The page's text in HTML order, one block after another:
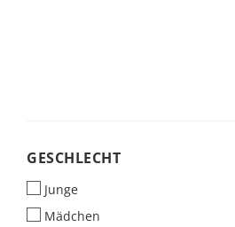
GESCHLECHT
GESCHLECHT
Junge
Mädchen